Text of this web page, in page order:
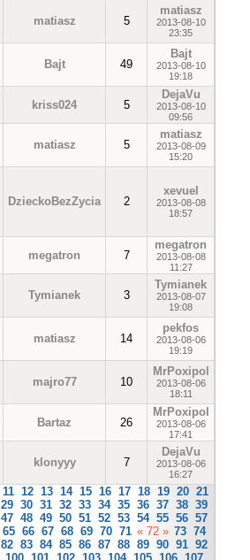
matiasz 5
matiasz
2013-08-10
23:35
Bajt 49
Bajt
2013-08-10
19:18
kriss024 5
DejaVu
2013-08-10
09:56
matiasz 5
matiasz
2013-08-09
15:20
DzieckoBezZycia 2
xevuel
2013-08-08
18:57
megatron 7
megatron
2013-08-08
11:27
Tymianek 3
Tymianek
2013-08-07
19:08
matiasz 14
pekfos
2013-08-06
19:19
majro77 10
MrPoxipol
2013-08-06
18:11
Bartaz 26
MrPoxipol
2013-08-06
17:41
klonyyy 7
DejaVu
2013-08-06
16:27
11 12 13 14 15 16 17 18 19 20 21
29 30 31 32 33 34 35 36 37 38 39
47 48 49 50 51 52 53 54 55 56 57
65 66 67 68 69 70 71 « 72 » 73 74
82 83 84 85 86 87 88 89 90 91 92